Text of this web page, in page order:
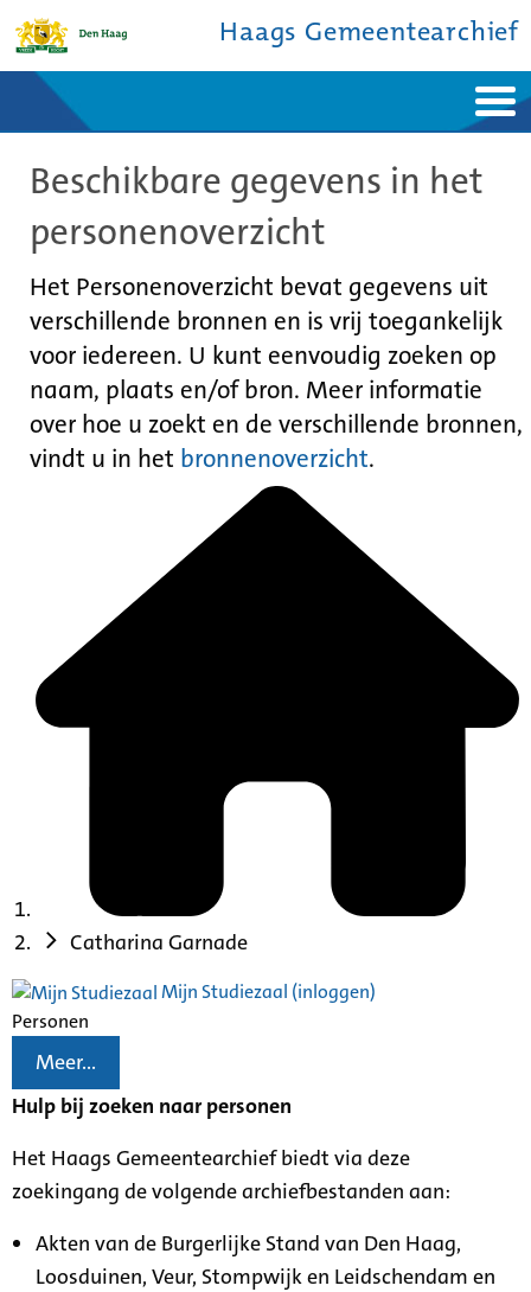
Haags Gemeentearchief
Ontdek de stad
De studiezaal
Bronnen en collecties
Contact
Beschikbare gegevens in het
personenoverzicht
Het Personenoverzicht bevat gegevens uit
verschillende bronnen en is vrij toegankelijk
voor iedereen. U kunt eenvoudig zoeken op
naam, plaats en/of bron. Meer informatie
over hoe u zoekt en de verschillende bronnen,
vindt u in het bronnenoverzicht.
Catharina Garnade
Mijn Studiezaal (inloggen)
Personen
Meer...
Hulp bij zoeken naar personen
Het Haags Gemeentearchief biedt via deze
zoekingang de volgende archiefbestanden aan:
Akten van de Burgerlijke Stand van Den Haag,
Loosduinen, Veur, Stompwijk en Leidschendam en